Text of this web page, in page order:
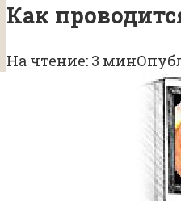
Как
На чтение: 3 мин